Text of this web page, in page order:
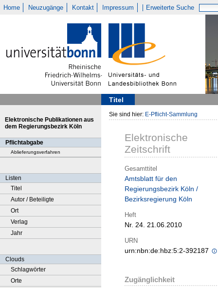
Home Neuzugänge Kontakt Impressum Erweiterte Suche
Titel
Elektronische Publikationen aus
dem Regierungsbezirk Köln
Pflichtabgabe
Ablieferungsverfahren
Listen
Titel
Autor / Beteiligte
Ort
Verlag
Jahr
Clouds
Schlagwörter
Orte
Sie sind hier: E-Pflicht-Sammlung
Elektronische
Zeitschrift
Gesamttitel
Amtsblatt für den
Regierungsbezirk Köln /
Bezirksregierung Köln
Heft
Nr. 24. 21.06.2010
URN
urn:nbn:de:hbz:5:2-392187
Zugänglichkeit